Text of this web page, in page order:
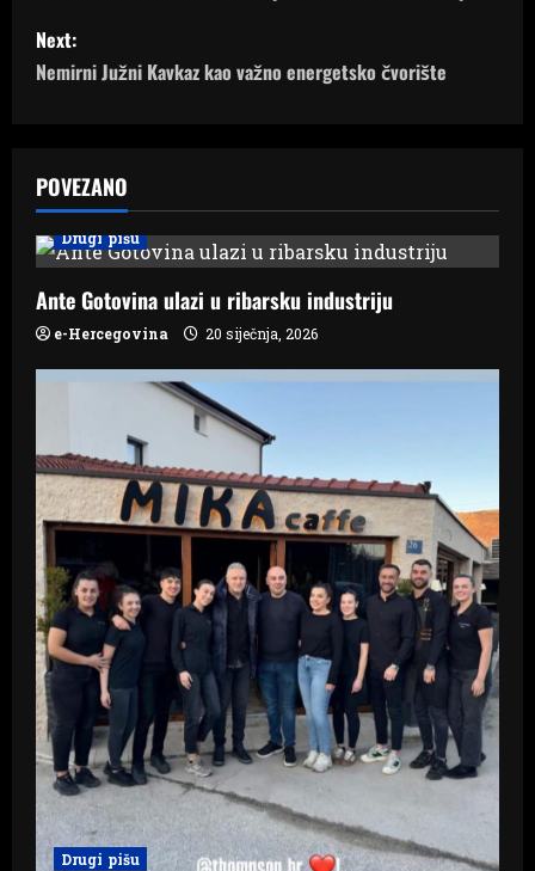
s
t
a
v
i
g
t
i
o
n
Next:
Nemirni Južni Kavkaz kao važno energetsko čvorište
POVEZANO
Drugi pišu
Ante Gotovina ulazi u ribarsku industriju
e-Hercegovina 20 siječnja, 2026
Drugi pišu